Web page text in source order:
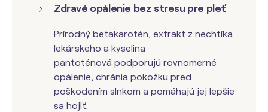
Zdravé opálenie bez stresu pre pleť
Prírodný betakarotén, extrakt z nechtíka
lekárskeho a kyselina
pantoténová podporujú rovnomerné
opálenie, chránia pokožku pred
poškodením slnkom a pomáhajú jej lepšie
sa hojiť.